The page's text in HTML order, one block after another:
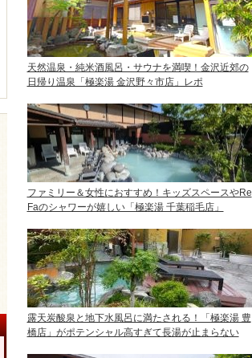
天然温泉・純米酒風呂・サウナを満喫！金沢近郊の
日帰り温泉「極楽湯 金沢野々市店」レポ
ファミリー＆女性におすすめ！キッズスペースやRe
Faのシャワーが嬉しい「極楽湯 千葉稲毛店」
露天炭酸泉と地下水風呂に満たされる！「極楽湯 豊
橋店」がポテンシャル高すぎて長湯が止まらない